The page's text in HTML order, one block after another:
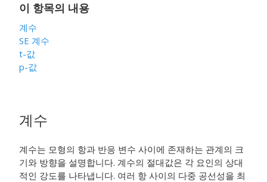
이 항목의 내용
계수
SE 계수
t-값
p-값
계수
계수는 모형의 항과 반응 변수 사이에 존재하는 관계의 크
기와 방향을 설명합니다. 계수의 절대값은 각 요인의 상대
적인 강도를 나타냅니다. 여러 항 사이의 다중 공선성을 최